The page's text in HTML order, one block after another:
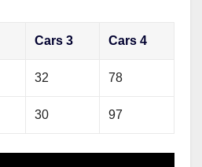
Cars 3 Cars 4
32 78
30 97